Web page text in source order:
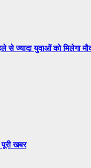
से ज्यादा युवाओं को मिलेगा
खबर